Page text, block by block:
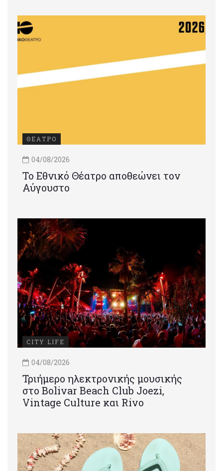
ΘΕΑΤΡΟ
04/08/2026
Το Εθνικό Θέατρο αποθεώνει τον
Αύγουστο
CITY LIFE
04/08/2026
Τριήμερο ηλεκτρονικής μουσικής
στο Bolivar Beach Club Joezi,
Vintage Culture και Rivo